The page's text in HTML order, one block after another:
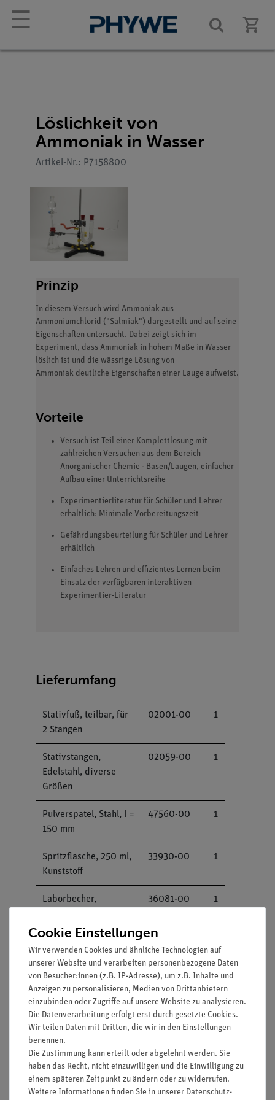
☰
Löslichkeit von
Ammoniak in Wasser
Artikel-Nr.: P7158800
Prinzip
In diesem Versuch wird Ammoniak aus
Ammoniumchlorid ("Salmiak") dargestellt und auf seine
Eigenschaften untersucht. Dabei zeigt sich im
Experiment, dass Ammoniak in hohem Maße in Wasser
löslich ist und die wässrige Lösung von
Ammoniak deutliche Eigenschaften einer Lauge aufweist.
Vorteile
Versuch ist Teil einer Komplettlösung mit
zahlreichen Versuchen aus dem Bereich
Anorganischer Chemie - Basen/Laugen, einfacher
Aufbau einer Unterrichtsreihe
Experimentierliteratur für Schüler und Lehrer
erhältlich: Minimale Vorbereitungszeit
Gefährdungsbeurteilung für Schüler und Lehrer
erhältlich
Einfaches Lehren und effizientes Lernen beim
Einsatz der verfügbaren interaktiven
Experimentier-Literatur
Lieferumfang
Stativfuß, teilbar, für
2 Stangen
02001-00 1
Stativstangen,
Edelstahl, diverse
Größen
02059-00 1
Pulverspatel, Stahl, l =
150 mm
47560-00 1
Spritzflasche, 250 ml,
Kunststoff
33930-00 1
Laborbecher,
ml
36081-00 1
Bechergläser, Boro,
niedrige Form,
diverse Größen
46054-00 1
Reagenzglas,
Borosilikat, d = 22
mm, l = 180 mm, SB
19
MAU-
17080101
1
Erlenmeyerkolben,
MAU-
1
Cookie Einstellungen
Wir verwenden Cookies und ähnliche Technologien auf
unserer Website und verarbeiten personenbezogene Daten
von Besucher:innen (z.B. IP-Adresse), um z.B. Inhalte und
Anzeigen zu personalisieren, Medien von Drittanbietern
einzubinden oder Zugriffe auf unsere Website zu analysieren.
Die Datenverarbeitung erfolgt erst durch gesetzte Cookies.
Wir teilen Daten mit Dritten, die wir in den Einstellungen
benennen.
Die Zustimmung kann erteilt oder abgelehnt werden. Sie
haben das Recht, nicht einzuwilligen und die Einwilligung zu
einem späteren Zeitpunkt zu ändern oder zu widerrufen.
Weitere Informationen finden Sie in unserer Daten­schutz­